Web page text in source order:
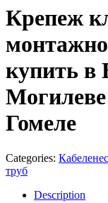
Крепеж
купить в
Гомеле
Categories:
труб
Description